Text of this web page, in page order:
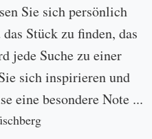
Sie sich persönlich
Stück zu finden, das
jede Suche zu einer
sich inspirieren und
eine besondere Note ...